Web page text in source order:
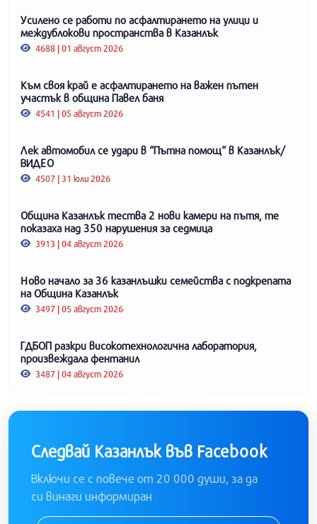
Усилено се работи по асфалтирането на улици и
междублокови пространства в Казанлък
4688 | 01 август 2026
Към своя край е асфалтирането на важен пътен
участък в община Павел баня
4541 | 05 август 2026
Лек автомобил се удари в “Пътна помощ“ в Казанлък/
ВИДЕО
4507 | 31 юли 2026
Община Казанлък тества 2 нови камери на пътя, те
показаха над 350 нарушения за седмица
3913 | 04 август 2026
Ново начало за 36 казанлъшки семейства с подкрепата
на Община Казанлък
3497 | 05 август 2026
ГДБОП разкри високотехнологична лаборатория,
произвеждала фентанил
3487 | 04 август 2026
Следвай Казанлък във Facebook
Включи се с повече от 20 000 души, за да
си винаги информиран